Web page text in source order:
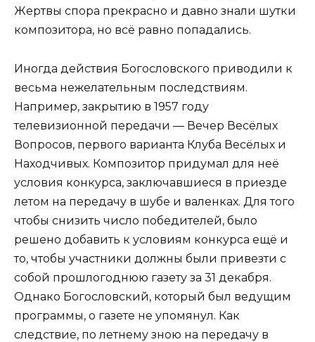
Жертвы спора прекрасно и давно знали шутки
композитора, но всё равно попадались.
Иногда действия Богословского приводили к
весьма нежелательным последствиям.
Например, закрытию в 1957 году
телевизионной передачи — Вечер Весёлых
Вопросов, первого варианта Клуба Весёлых и
Находчивых. Композитор придумал для неё
условия конкурса, заключавшиеся в приезде
летом на передачу в шубе и валенках. Для того
чтобы снизить число победителей, было
решено добавить к условиям конкурса ещё и
то, чтобы участники должны были привезти с
собой прошлогоднюю газету за 31 декабря.
Однако Богословский, который был ведущим
программы, о газете не упомянул. Как
следствие, по летнему зною на передачу в